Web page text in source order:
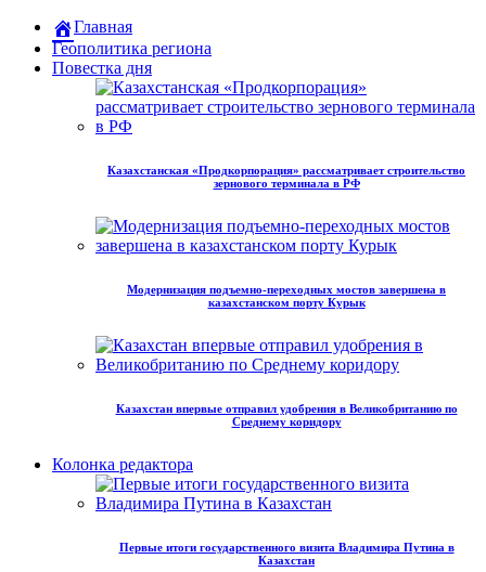
Главная
Геополитика региона
Повестка дня
Казахстанская «Продкорпорация» рассматривает строительство
зернового терминала в РФ
Модернизация подъемно-переходных мостов завершена в
казахстанском порту Курык
Казахстан впервые отправил удобрения в Великобританию по
Среднему коридору
Колонка редактора
Первые итоги государственного визита Владимира Путина в
Казахстан